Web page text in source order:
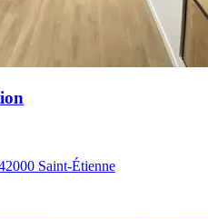
Saint-Étienne